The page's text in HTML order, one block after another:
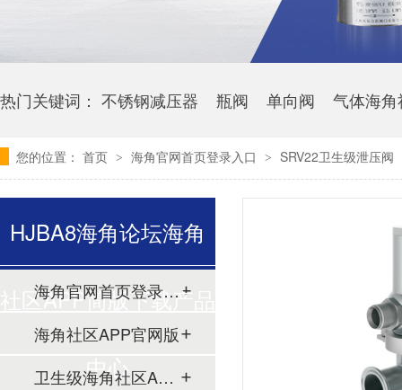
热门关键词： 不锈钢减压器 瓶阀 单向阀 气体海
您的位置： 首页 > 海角官网首页登录入口 > SRV22卫生级泄压阀
HJBA8海角论坛海角
社区APP简版下载产品
中心
海角官网首页登录入口
海角社区APP官网版
卫生级海角社区APP简版下载